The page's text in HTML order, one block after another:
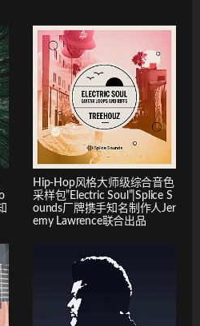
Hip-Hop风格大师级综合音色
采样包”Electric Soul”|Splice S
ounds厂牌携手知名制作人Jer
emy Lawrence联合出品